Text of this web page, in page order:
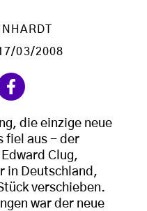
03/2008
die einzige neue
fiel aus - der
Clug,
in Deutschland,
verschieben.
war der neue